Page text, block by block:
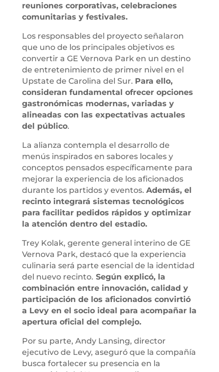
reuniones corporativas, celebraciones
comunitarias y festivales.
Los responsables del proyecto señalaron
que uno de los principales objetivos es
convertir a GE Vernova Park en un destino
de entretenimiento de primer nivel en el
Upstate de Carolina del Sur. Para ello,
consideran fundamental ofrecer opciones
gastronómicas modernas, variadas y
alineadas con las expectativas actuales
del público.
La alianza contempla el desarrollo de
menús inspirados en sabores locales y
conceptos pensados específicamente para
mejorar la experiencia de los aficionados
durante los partidos y eventos. Además, el
recinto integrará sistemas tecnológicos
para facilitar pedidos rápidos y optimizar
la atención dentro del estadio.
Trey Kolak, gerente general interino de GE
Vernova Park, destacó que la experiencia
culinaria será parte esencial de la identidad
del nuevo recinto. Según explicó, la
combinación entre innovación, calidad y
participación de los aficionados convirtió
a Levy en el socio ideal para acompañar la
apertura oficial del complejo.
Por su parte, Andy Lansing, director
ejecutivo de Levy, aseguró que la compañía
busca fortalecer su presencia en la